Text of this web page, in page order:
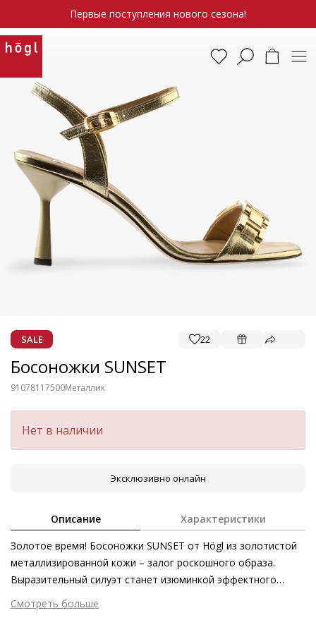
Первые поступления нового сезона!
SALE 22
Босоножки SUNSET
91078117500Металлик
Нет в наличии
Эксклюзивно онлайн
Описание Характеристики
Золотое время! Босоножки SUNSET от Högl из золотистой
металлизированной кожи – залог роскошного образа.
Выразительный силуэт станет изюминкой эффектного
вечернего туалета и элегантного летнего наряда.
Металлизированная кожа, изогнутый каблук и
Смотреть больше